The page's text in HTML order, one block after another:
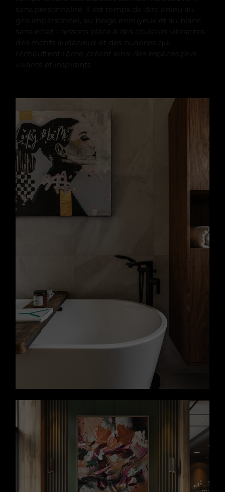
sans personnalité. Il est temps de dire adieu au
gris impersonnel, au beige ennuyeux et au blanc
sans éclat. Laissons place à des couleurs vibrantes,
des motifs audacieux et des nuances qui
réchauffent l'âme, créant ainsi des espaces plus
vivants et inspirants.